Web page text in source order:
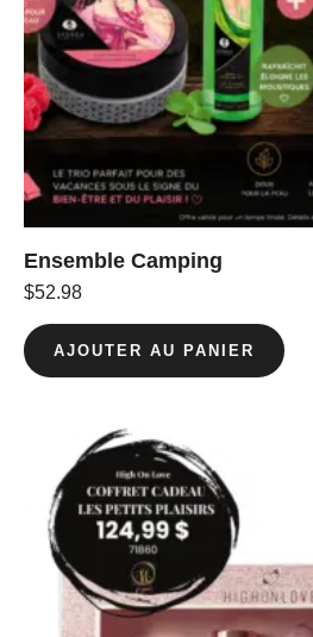
Ensemble Camping
$52.98
AJOUTER AU PANIER